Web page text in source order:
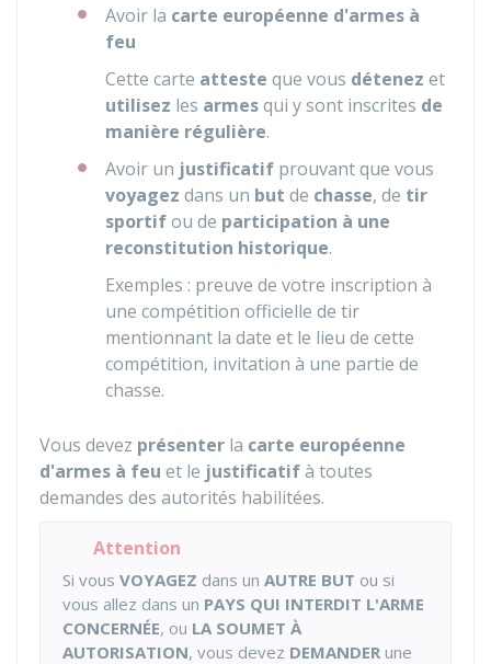
Avoir la carte européenne d'armes à
feu
Cette carte atteste que vous détenez et
utilisez les armesqui y sont inscrites de
manière régulière.
Avoir un justificatif prouvant que vous
voyagez dans un but de chasse, de tir
sportifou de participation à une
reconstitution historique.
Exemples : preuve de votre inscription à
une compétition officielle de tir
mentionnant la date et le lieu de cette
compétition, invitation à une partie de
chasse.
Vous devez présenter la carte européenne
d'armes à feu et le justificatifà toutes
demandes des autorités habilitées.
Attention
Si vous VOYAGEZ dans un AUTRE BUT ou si
vous allez dans un PAYS QUI INTERDIT L'ARME
CONCERNÉE, ou LA SOUMET À
AUTORISATION, vous devez DEMANDER une